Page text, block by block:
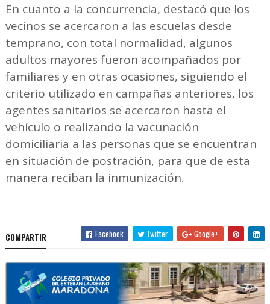
En cuanto a la concurrencia, destacó que los
vecinos se acercaron a las escuelas desde
temprano, con total normalidad, algunos
adultos mayores fueron acompañados por
familiares y en otras ocasiones, siguiendo el
criterio utilizado en campañas anteriores, los
agentes sanitarios se acercaron hasta el
vehículo o realizando la vacunación
domiciliaria a las personas que se encuentran
en situación de postración, para que de esta
manera reciban la inmunización.
COMPARTIR Facebook Twitter Google+